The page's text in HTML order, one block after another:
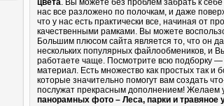
цвета. Вы можете без проблем забрать к
нас все разложено по полочкам, и даже
что у нас есть практически все, начиная от
качественными рамками. Вы можете
Большим плюсом сайта является то, что он
нескольких популярных файлообмеников, и
работаете чаще. Посмотрите всю подборку
материал. Есть множество как простых так и
которые значительно помогут вам создать
послужат прекрасным дополнением! Желаем
панорамных фото – Леса, парки и травяное